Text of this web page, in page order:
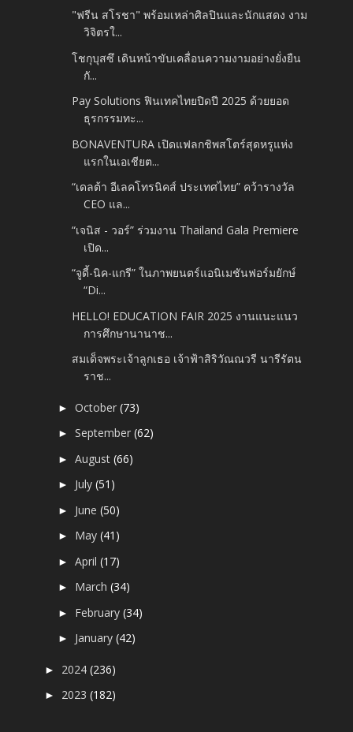
"ฟรีน สโรชา" พร้อมเหล่าศิลปินและนักแสดง งาม
วิจิตรใ...
โชกุบุสซึ เดินหน้าขับเคลื่อนความงามอย่างยั่งยืน
กั...
Pay Solutions ฟินเทคไทยปิดปี 2025 ด้วยยอด
ธุรกรรมทะ...
BONAVENTURA เปิดแฟลกชิพสโตร์สุดหรูแห่ง
แรกในเอเชียต...
“เดลต้า อีเลคโทรนิคส์ ประเทศไทย” คว้ารางวัล
CEO แล...
“เจนิส - วอร์” ร่วมงาน Thailand Gala Premiere
เปิด...
“จูดี้-นิค-แกรี” ในภาพยนตร์แอนิเมชันฟอร์มยักษ์
“Di...
HELLO! EDUCATION FAIR 2025 งานแนะแนว
การศึกษานานาช...
สมเด็จพระเจ้าลูกเธอ เจ้าฟ้าสิริวัณณวรี นารีรัตน
ราช...
►October(73)
►September(62)
►August(66)
► July(51)
► June(50)
► May(41)
►April(17)
► March(34)
► February(34)
► January(42)
► 2024(236)
► 2023(182)